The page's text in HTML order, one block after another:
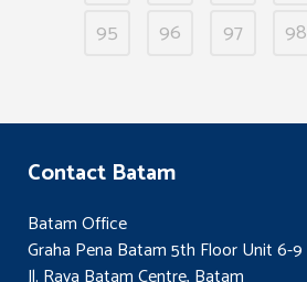
95
96 97 98
Contact Batam
Batam Office
Graha Pena Batam 5th Floor Unit 6-9